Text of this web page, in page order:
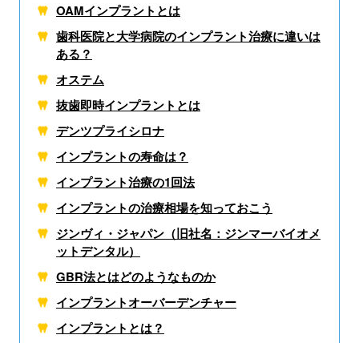
OAMインプラントとは
歯科医院と大学病院のインプラント治療に違いは
ある？
オステム
抜歯即時インプラントとは
デンツプライシロナ
インプラントの寿命は？
インプラント治療の1回法
インプラントの治療相場を知っておこう
ジンヴィ・ジャパン（旧社名：ジンマーバイオメ
ットデンタル）
GBR法とはどのようなものか
インプラントオーバーデンチャー
インプラントとは？